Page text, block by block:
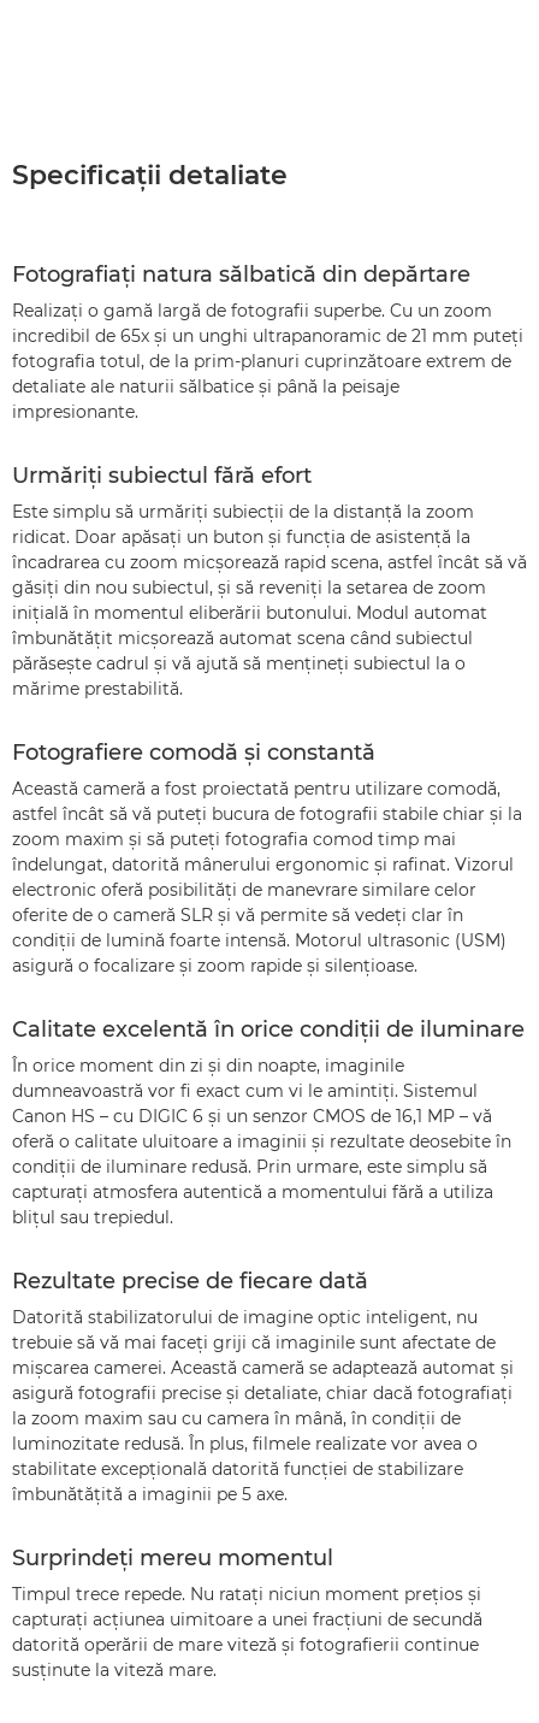
Specificaţii detaliate
Fotografiaţi natura sălbatică din depărtare
Realizaţi o gamă largă de fotografii superbe. Cu un zoom
incredibil de 65x şi un unghi ultrapanoramic de 21 mm puteţi
fotografia totul, de la prim-planuri cuprinzătoare extrem de
detaliate ale naturii sălbatice şi până la peisaje
impresionante.
Urmăriţi subiectul fără efort
Este simplu să urmăriţi subiecţii de la distanţă la zoom
ridicat. Doar apăsaţi un buton şi funcţia de asistenţă la
încadrarea cu zoom micşorează rapid scena, astfel încât să vă
găsiţi din nou subiectul, şi să reveniţi la setarea de zoom
iniţială în momentul eliberării butonului. Modul automat
îmbunătăţit micşorează automat scena când subiectul
părăseşte cadrul şi vă ajută să menţineţi subiectul la o
mărime prestabilită.
Fotografiere comodă şi constantă
Această cameră a fost proiectată pentru utilizare comodă,
astfel încât să vă puteţi bucura de fotografii stabile chiar şi la
zoom maxim şi să puteţi fotografia comod timp mai
îndelungat, datorită mânerului ergonomic şi rafinat. Vizorul
electronic oferă posibilităţi de manevrare similare celor
oferite de o cameră SLR şi vă permite să vedeţi clar în
condiţii de lumină foarte intensă. Motorul ultrasonic (USM)
asigură o focalizare şi zoom rapide şi silenţioase.
Calitate excelentă în orice condiţii de iluminare
În orice moment din zi şi din noapte, imaginile
dumneavoastră vor fi exact cum vi le amintiţi. Sistemul
Canon HS – cu DIGIC 6 şi un senzor CMOS de 16,1 MP – vă
oferă o calitate uluitoare a imaginii şi rezultate deosebite în
condiţii de iluminare redusă. Prin urmare, este simplu să
capturaţi atmosfera autentică a momentului fără a utiliza
bliţul sau trepiedul.
Rezultate precise de fiecare dată
Datorită stabilizatorului de imagine optic inteligent, nu
trebuie să vă mai faceţi griji că imaginile sunt afectate de
mişcarea camerei. Această cameră se adaptează automat şi
asigură fotografii precise şi detaliate, chiar dacă fotografiaţi
la zoom maxim sau cu camera în mână, în condiţii de
luminozitate redusă. În plus, filmele realizate vor avea o
stabilitate excepţională datorită funcţiei de stabilizare
îmbunătăţită a imaginii pe 5 axe.
Surprindeţi mereu momentul
Timpul trece repede. Nu rataţi niciun moment preţios şi
capturaţi acţiunea uimitoare a unei fracţiuni de secundă
datorită operării de mare viteză şi fotografierii continue
susţinute la viteză mare.